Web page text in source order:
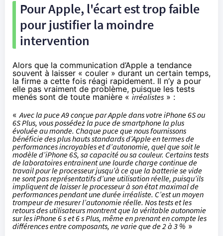
Pour Apple, l'écart est trop faible
pour justifier la moindre
intervention
Alors que la communication d’Apple a tendance
souvent à laisser « couler » durant un certain temps,
la firme a cette fois réagi rapidement. Il n’y a pour
elle pas vraiment de problème, puisque les tests
menés sont de toute manière « irréalistes » :
«Avec la puce A9conçue par Apple dans votreiPhone 6Sou
6S Plus, vous possédez la puce de smartphone la plus
évoluée au monde. Chaque puce que nous fournissons
bénéficie des plus hauts standards d’Apple en termes de
performances incroyables et d’autonomie, quel que soit le
modèle d’iPhone 6S, sa capacité ou sa couleur. Certains tests
de laboratoires entrainent une lourde charge continue de
travail pour le processeur jusqu’à ce que la batterie se vide
ne sont pas représentatifs d’une utilisation réelle, puisqu’ils
impliquent de laisser le processeur à son état maximal de
performances pendant une durée irréaliste. C’est un moyen
trompeur de mesurer l’autonomie réelle. Nos tests et les
retours des utilisateurs montrent que la véritable autonomie
sur les iPhone 6 s et 6 s Plus, même en prenant en compte les
différences entre composants, ne varie que de 2 à 3 % »